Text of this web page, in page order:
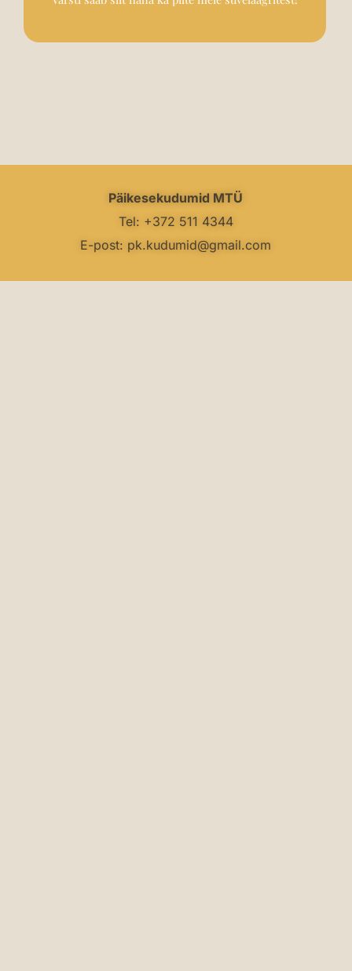
Päikesekudumid MTÜ
Tel: +372 511 4344
E-post: pk.kudumid@gmail.com